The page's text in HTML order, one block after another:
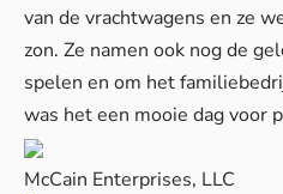
van de vrachtwagens en ze
zon. Ze namen ook nog de
spelen en om het
was het een mooie dag voor
McCain Enterprises, LLC